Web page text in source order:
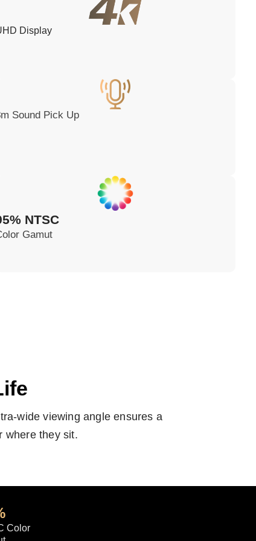
Display
Sound Pick Up
NTSC
Gamut
wide viewing angle ensures a
where they sit.
Color